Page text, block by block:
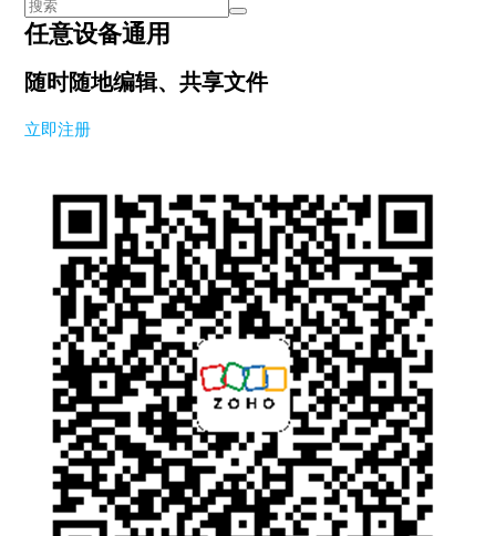
任意设备通用
随时随地编辑、共享文件
立即注册